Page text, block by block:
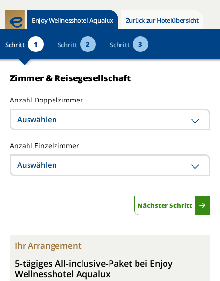
Enjoy Wellnesshotel Aqualux Zurück zur Hotelübersicht
Schritt 1 Schritt 2 Schritt 3
Zimmer & Reisegesellschaft
Anzahl Doppelzimmer
Auswählen
Anzahl Einzelzimmer
Auswählen
Nächster Schritt
Ihr Arrangement
5-tägiges All-inclusive-Paket bei Enjoy
Wellnesshotel Aqualux